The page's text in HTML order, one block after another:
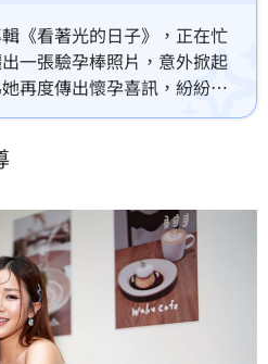
《看著光的日子》，正在忙
一張驗孕棒照片，意外掀起
再度傳出懷孕喜訊，紛紛準
熱烈討論之際，她隨即親自